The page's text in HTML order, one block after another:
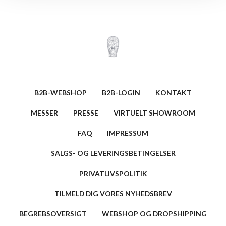
B2B-WEBSHOP B2B-LOGIN KONTAKT
MESSER PRESSE VIRTUELT SHOWROOM
FAQ IMPRESSUM
SALGS- OG LEVERINGSBETINGELSER
PRIVATLIVSPOLITIK
TILMELD DIG VORES NYHEDSBREV
BEGREBSOVERSIGT WEBSHOP OG DROPSHIPPING